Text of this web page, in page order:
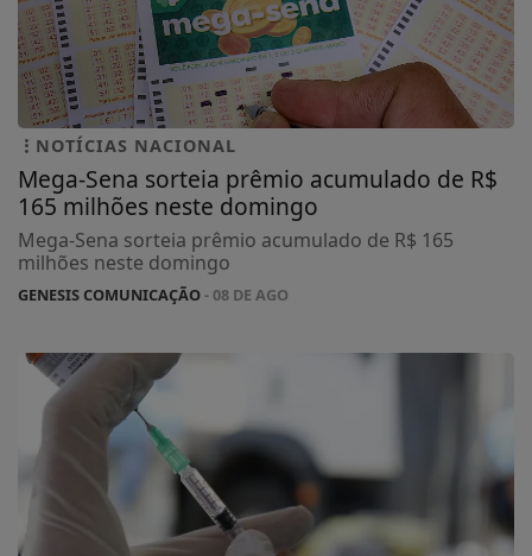
NOTÍCIAS NACIONAL
Mega-Sena sorteia prêmio acumulado de R$
165 milhões neste domingo
Mega-Sena sorteia prêmio acumulado de R$ 165
milhões neste domingo
GENESIS COMUNICAÇÃO- 08 DE AGO